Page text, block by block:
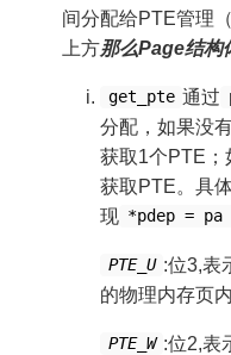
间分配给PTE管理
上方那么Page结构
get_pte 通过
分配，如果没
获取1个PTE；
获取PTE。具
现 *pdep = pa
PTE_U :位3,表
的物理内存页
PTE_W :位2,表